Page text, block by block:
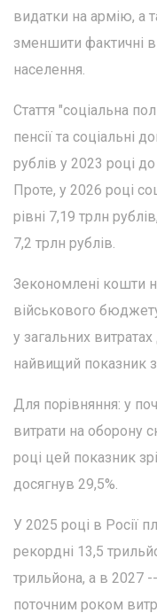
видатки на армію, а
зменшити фактичні
населення.
Стаття "соціальна
пенсії та соціальні
рублів у 2023 році
Проте, у 2026 році
рівні 7,19 трлн
7,2 трлн рублів.
Зекономлені кошти
військового
у загальних
найвищий показник з
Для порівняння: у
витрати на оборону
році цей показник
досягнув 29,5%.
У 2025 році в Росії
рекордні 13,5
трильйона, а в 2027
поточним роком